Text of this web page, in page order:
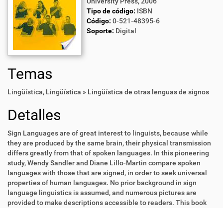
Tipo de código: ISBN
Código: 0-521-48395-6
Soporte: Digital
Temas
Lingüística, Lingüística » Lingüística de otras lenguas de signos
Detalles
Sign Languages are of great interest to linguists, because while
they are produced by the same brain, their physical transmission
differs greatly from that of spoken languages. In this pioneering
study, Wendy Sandler and Diane Lillo-Martin compare spoken
languages with those that are signed, in order to seek universal
properties of human languages. No prior background in sign
language linguistics is assumed, and numerous pictures are
provided to make descriptions accessible to readers. This book